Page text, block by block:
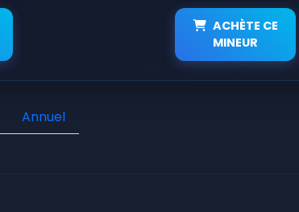
ACHÈTE CE
MINEUR
Annuel